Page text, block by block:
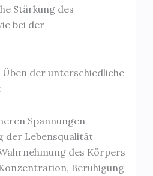
Stärkung des
bei der
Üben der unterschiedliche
Spannungen
der Lebensqualität
des Körpers
Beruhigung